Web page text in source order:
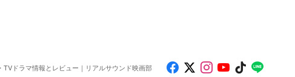
TVドラマ情報とレビュー｜リアルサウンド映画部 Like on Facebook
Follow on x
Follow on
Follow on
Follow